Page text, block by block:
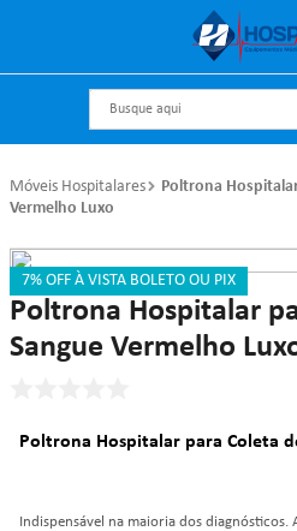
Móveis Hospitalares
Poltrona
Vermelho Luxo
7% OFF À VISTA BOLETO OU PIX
Referência :2846 Metal Solution
Poltrona Hospitalar
Sangue Vermelho
Poltrona Hospitalar para Coleta
Indispensável na maioria dos diagnósticos.